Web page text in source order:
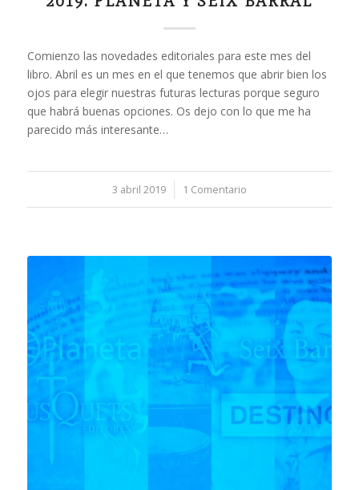
Comienzo las novedades editoriales para este mes del
libro. Abril es un mes en el que tenemos que abrir bien los
ojos para elegir nuestras futuras lecturas porque seguro
que habrá buenas opciones. Os dejo con lo que me ha
parecido más interesante…
3 abril 2019
/ 1 Comentario